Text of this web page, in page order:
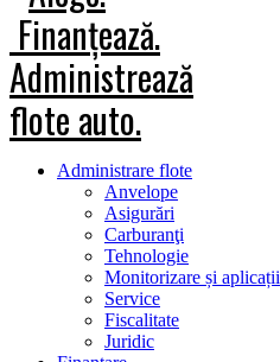
Administrare flote
Anvelope
Asigurări
Carburanţi
Tehnologie
Monitorizare și aplicații
Service
Fiscalitate
Juridic